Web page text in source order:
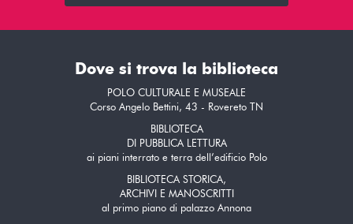
Dove si trova la biblioteca
POLO CULTURALE E MUSEALE
Corso Angelo Bettini, 43 - Rovereto TN
BIBLIOTECA
DI PUBBLICA LETTURA
ai piani interrato e terra dell’edificio Polo
BIBLIOTECA STORICA,
ARCHIVI E MANOSCRITTI
al primo piano di palazzo Annona